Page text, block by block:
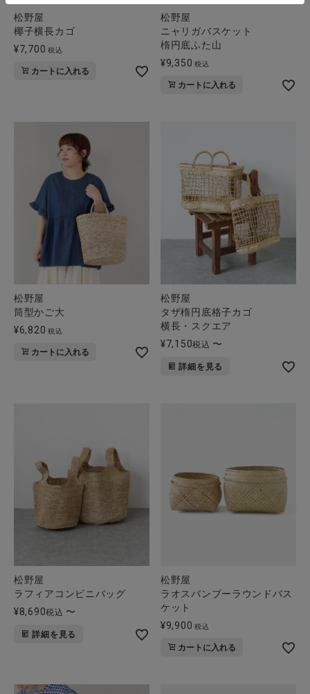
松野屋
椰子横長カゴ
¥7,700 税込
カートに入れる
松野屋
ニャリガバスケット
楕円底ふた山
¥9,350 税込
カートに入れる
松野屋
筒型かご大
¥6,820 税込
カートに入れる
松野屋
タザ楕円底格子カゴ
横長・スクエア
¥7,150税込 〜
詳細を見る
松野屋
ラフィアコンビニバッグ
¥8,690税込 〜
詳細を見る
松野屋
ラオスバンブーラウンドバス
ケット
¥9,900 税込
カートに入れる